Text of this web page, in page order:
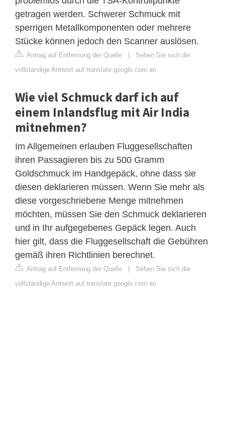
getragen werden. Schwerer Schmuck mit
sperrigen Metallkomponenten oder mehrere
Stücke können jedoch den Scanner auslösen.
Antrag auf Entfernung der Quelle | Sehen Sie sich die
vollständige Antwort auf translate.google.com an
Wie viel Schmuck darf ich auf
einem Inlandsflug mit Air India
mitnehmen?
Im Allgemeinen erlauben Fluggesellschaften
ihren Passagieren bis zu 500 Gramm
Goldschmuck im Handgepäck, ohne dass sie
diesen deklarieren müssen. Wenn Sie mehr als
diese vorgeschriebene Menge mitnehmen
möchten, müssen Sie den Schmuck deklarieren
und in Ihr aufgegebenes Gepäck legen. Auch
hier gilt, dass die Fluggesellschaft die Gebühren
gemäß ihren Richtlinien berechnet.
Antrag auf Entfernung der Quelle | Sehen Sie sich die
vollständige Antwort auf translate.google.com an